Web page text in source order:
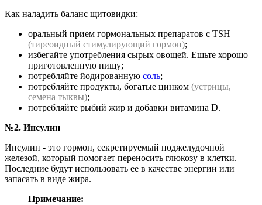
Как наладить баланс щитовидки:
оральный прием гормональных препаратов с TSH
(тиреоидный стимулирующий гормон);
избегайте употребления сырых овощей. Ешьте хорошо
приготовленную пищу;
потребляйте йодированную соль;
потребляйте продукты, богатые цинком (устрицы,
семена тыквы);
потребляйте рыбий жир и добавки витамина D.
№2. Инсулин
Инсулин - это гормон, секретируемый поджелудочной
железой, который помогает переносить глюкозу в клетки.
Последние будут использовать ее в качестве энергии или
запасать в виде жира.
Примечание: